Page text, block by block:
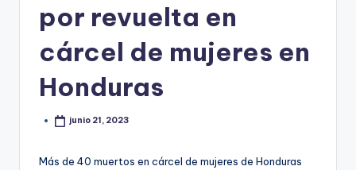
por revuelta en
cárcel de mujeres en
Honduras
junio 21, 2023
Más de 40 muertos en cárcel de mujeres de Honduras